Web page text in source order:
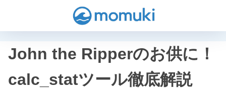
John the Ripperのお供に！
calc_statツール徹底解説